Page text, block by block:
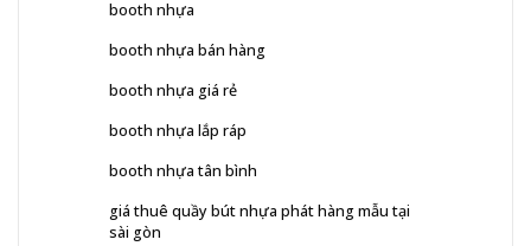
booth nhựa
booth nhựa bán hàng
booth nhựa giá rẻ
booth nhựa lắp ráp
booth nhựa tân bình
giá thuê quầy bút nhựa phát hàng mẫu tại
sài gòn